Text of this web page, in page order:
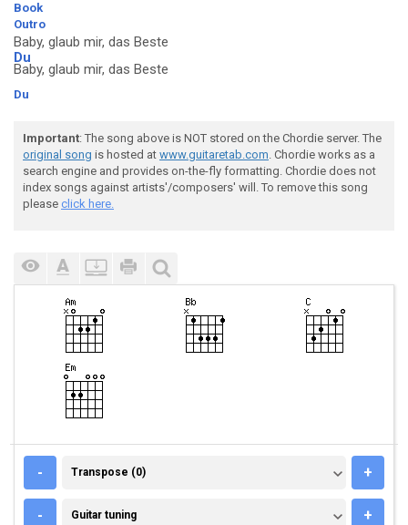
Book
Outro
Baby, glaub mir, das Beste
Du
Baby, glaub mir, das Beste
Du
Important: The song above is NOT stored on the Chordie server. The
original song is hosted at www.guitaretab.com. Chordie works as a
search engine and provides on-the-fly formatting. Chordie does not
index songs against artists'/composers' will. To remove this song
please click here.
- TRANSPOSE (0)
Transpose (0) +
- GUITAR TUNING
Guitar tuning +